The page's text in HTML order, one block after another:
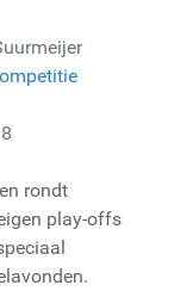
rondt
play-offs